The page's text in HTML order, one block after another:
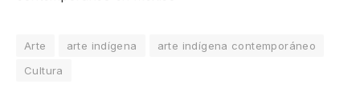
Arte arte indígena
arte indígena contemporáneo
Cultura